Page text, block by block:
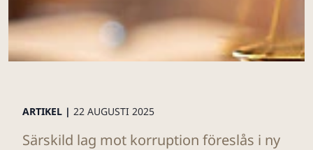
ARTIKEL | 22 AUGUSTI 2025
Särskild lag mot korruption föreslås i ny